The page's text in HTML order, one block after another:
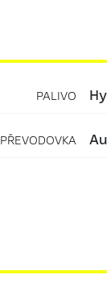
PALIVO
PŘEVODOVKA